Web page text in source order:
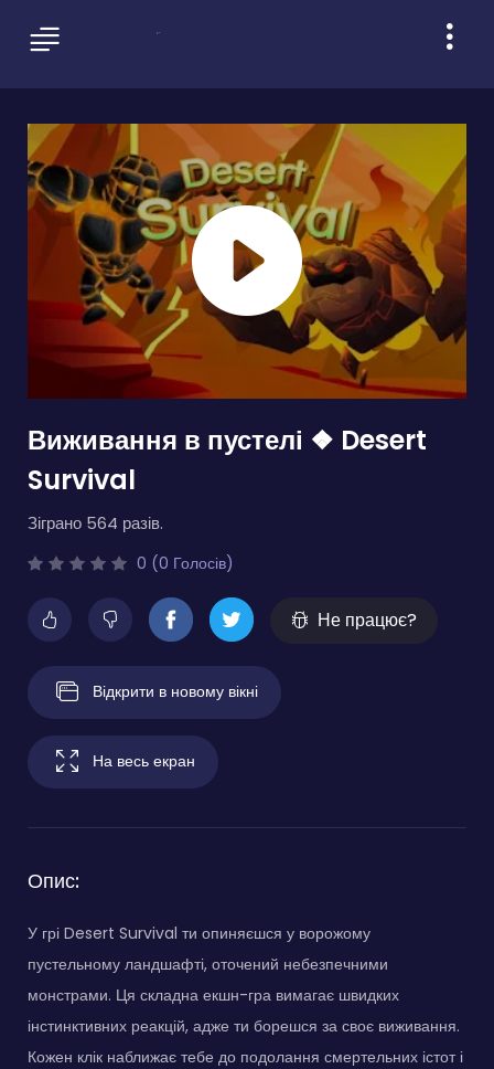
Виживання в пустелі ❖ Desert
Survival
Зіграно 564 разів.
0 (0 Голосів)
Не працює?
Відкрити в новому вікні
На весь екран
Опис:
У грі Desert Survival ти опиняєшся у ворожому
пустельному ландшафті, оточений небезпечними
монстрами. Ця складна екшн-гра вимагає швидких
інстинктивних реакцій, адже ти борешся за своє виживання.
Кожен клік наближає тебе до подолання смертельних істот і